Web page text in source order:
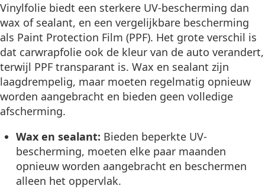
Vinylfolie biedt een sterkere UV-bescherming dan
wax of sealant, en een vergelijkbare bescherming
als Paint Protection Film (PPF). Het grote verschil is
dat carwrapfolie ook de kleur van de auto verandert,
terwijl PPF transparant is. Wax en sealant zijn
laagdrempelig, maar moeten regelmatig opnieuw
worden aangebracht en bieden geen volledige
afscherming.
Wax en sealant: Bieden beperkte UV-
bescherming, moeten elke paar maanden
opnieuw worden aangebracht en beschermen
alleen het oppervlak.